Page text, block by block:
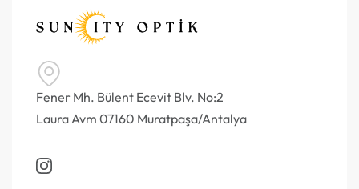
Fener Mh. Bülent Ecevit Blv. No:2
Laura Avm 07160 Muratpaşa/Antalya